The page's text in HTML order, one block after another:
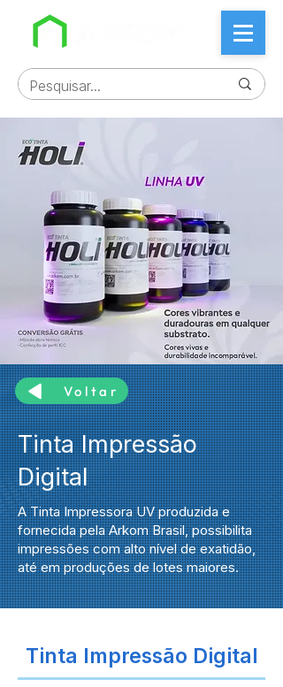
Voltar
Tinta Impressão
Digital
A Tinta Impressora UV produzida e
fornecida pela Arkom Brasil, possibilita
impressões com alto nível de exatidão,
até em produções de lotes maiores.
Tinta Impressão Digital